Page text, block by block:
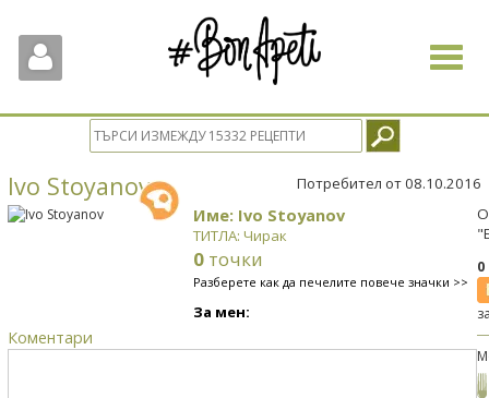
Toggle
Ivo Stoyanov Потребител от 08.10.2016
Име: Ivo Stoyanov
ТИТЛА: Чирак
0 точки
Разберете как да печелите повече значки >>
За мен:
Коментари